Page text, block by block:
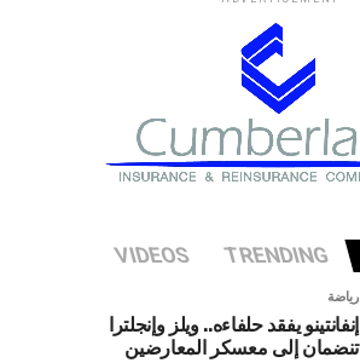
TRENDING
VIDEOS
رياضة
إنفانتينو يفقد حلفاءه.. ويلز وإنجلترا
تنضمان إلى معسكر المعارضين